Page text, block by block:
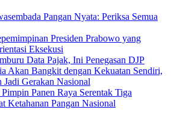
Pangan Nyata: Periksa Semua
Presiden Prabowo yang
Eksekusi
Data Pajak, Ini Penegasan DJP
Akan Bangkit dengan Kekuatan Sendiri,
Jadi Gerakan Nasional
Panen Raya Serentak Tiga
Ketahanan Pangan Nasional